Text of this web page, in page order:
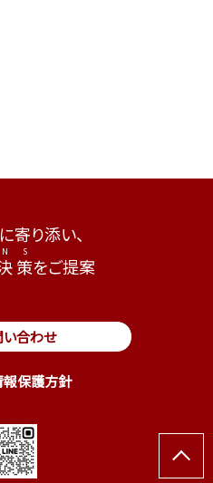
寄り添い、
策をご提案
保護方針
い合わせ